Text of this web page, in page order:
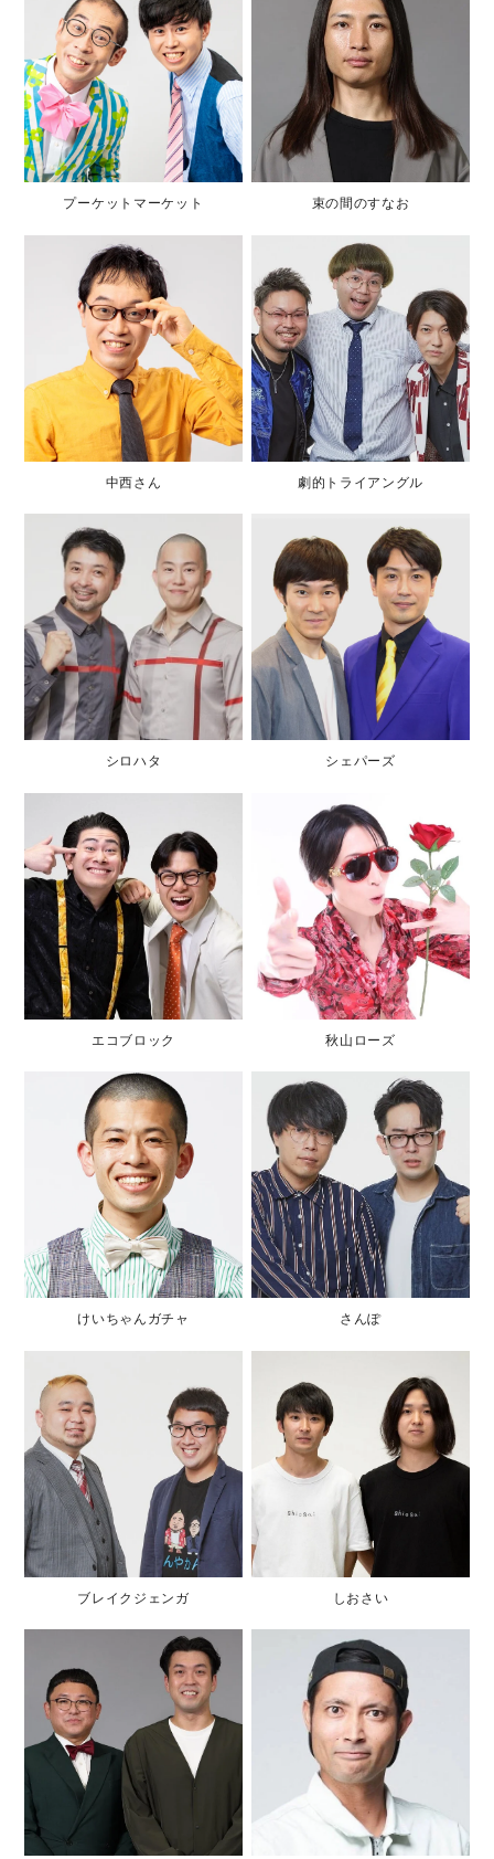
プーケットマーケット 束の間のすなお
中西さん 劇的トライアングル
シロハタ シェパーズ
エコブロック 秋山ローズ
けいちゃんガチャ さんぽ
ブレイクジェンガ しおさい